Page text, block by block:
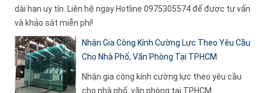
dài hạn uy tín. Liên hệ ngay Hotline 0975305574 để được tư vấn
và khảo sát miễn phí!
Nhận Gia Công Kính Cường Lực Theo Yêu Cầu
Cho Nhà Phố, Văn Phòng Tại TPHCM
Nhận gia công kính cường lực theo yêu cầu
cho nhà phố, văn phòng tại TPHCM